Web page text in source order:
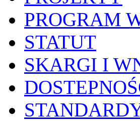
PROGRAM
STATUT
SKARGI I